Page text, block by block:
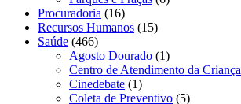
Procuradoria (16)
Recursos Humanos (15)
Saúde (466)
Agosto Dourado (1)
Centro de Atendimento da Criança
Cinedebate (1)
Coleta de Preventivo (5)